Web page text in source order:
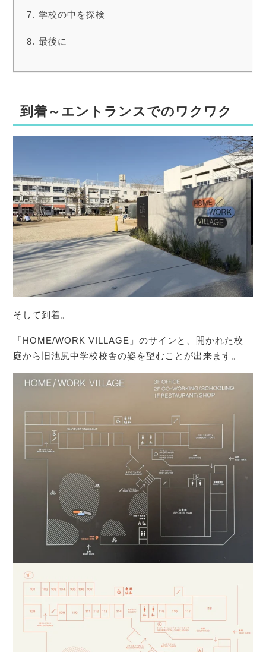
学校の中を探検
最後に
到着～エントランスでのワクワク
そして到着。
「HOME/WORK VILLAGE」のサインと、開かれた校
庭から旧池尻中学校校舎の姿を望むことが出来ます。